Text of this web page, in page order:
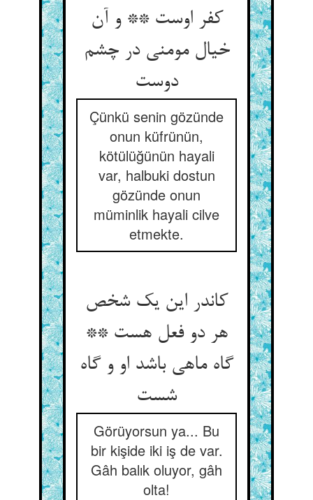
کفر اوست ** و آن
خیال مومنی در چشم
دوست‏
Çünkü senin gözünde
onun küfrünün,
kötülüğünün hayali
var, halbuki dostun
gözünde onun
müminlik hayali cilve
etmekte.
کاندر این یک شخص
هر دو فعل هست **
گاه ماهی باشد او و گاه
شست‏
Görüyorsun ya... Bu
bir kişide iki iş de var.
Gâh balık oluyor, gâh
olta!